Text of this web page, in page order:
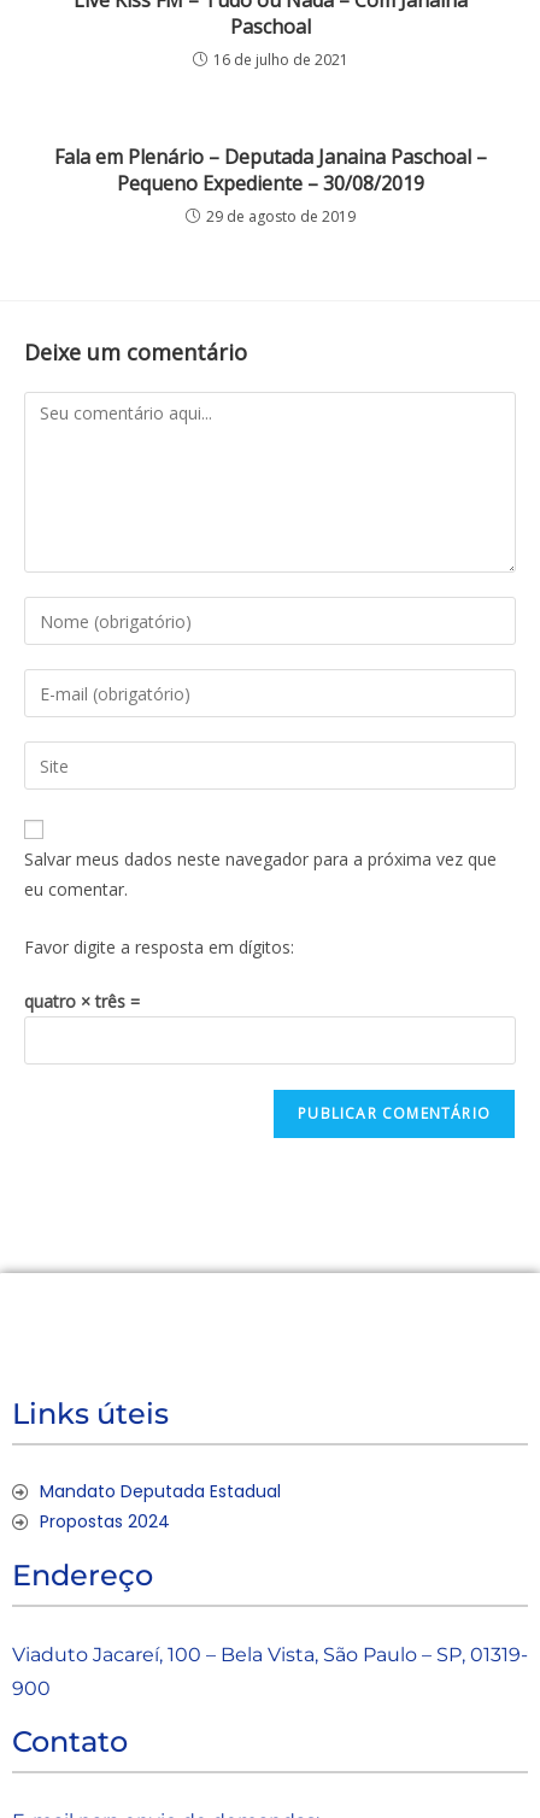
Paschoal
16 de julho de 2021
Fala em Plenário – Deputada Janaina Paschoal –
Pequeno Expediente – 30/08/2019
29 de agosto de 2019
Deixe um comentário
Salvar meus dados neste navegador para a próxima vez que
eu comentar.
Favor digite a resposta em dígitos:
quatro × três =
Links úteis
Mandato Deputada Estadual
Propostas 2024
Endereço
Viaduto Jacareí, 100 – Bela Vista, São Paulo – SP, 01319-
900
Contato